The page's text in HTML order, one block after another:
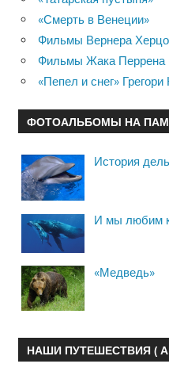
«Смерть в Венеции»
Фильмы Вернера
Фильмы Жака Перрена
«Пепел и снег»
ФОТОАЛЬБОМЫ НА
История
И мы любим
«Медведь»
НАШИ ПУТЕШЕСТВИЯ (